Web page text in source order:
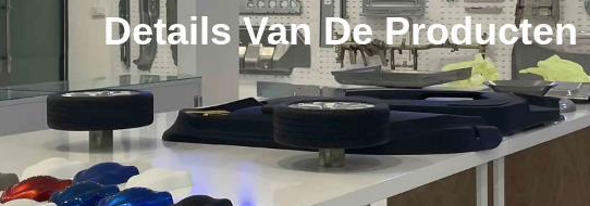
Details Van De Producten